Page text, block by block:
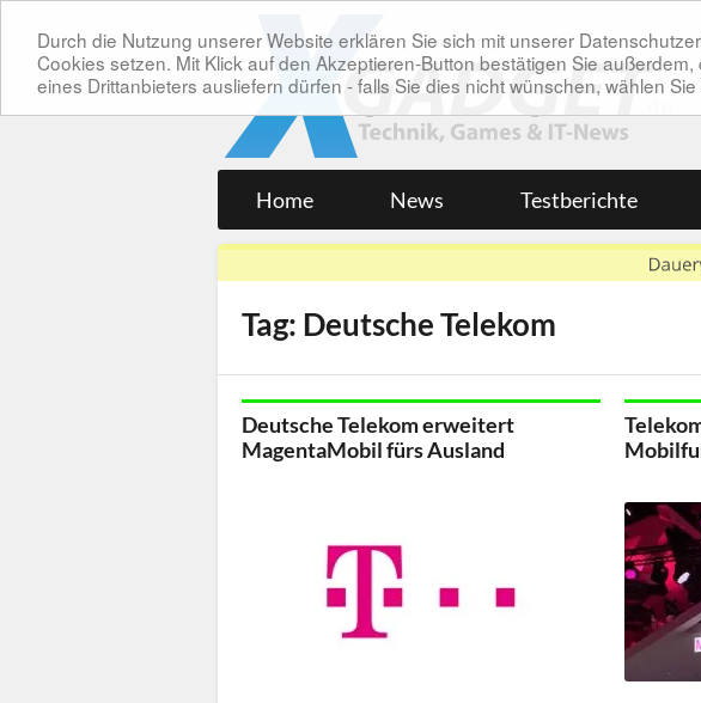
Durch die Nutzung unserer Website erklären Sie sich mit unserer
Cookies setzen. Mit Klick auf den Akzeptieren-Button bestätigen Sie
eines Drittanbieters ausliefern dürfen - falls Sie dies nicht wünschen, wählen
Home News Testberichte
Tag: Deutsche Telekom
Deutsche Telekom erweitert
MagentaMobil fürs Ausland